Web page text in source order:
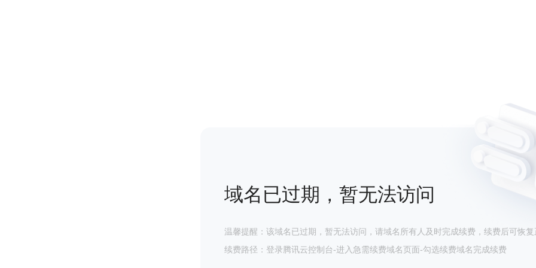
域名已过期，暂无法访问
温馨提醒：该域名已过期，暂无法访问，请域名所有人及时完成续费，续费后可恢复
续费路径：登录腾讯云控制台-进入急需续费域名页面-勾选续费域名完成续费